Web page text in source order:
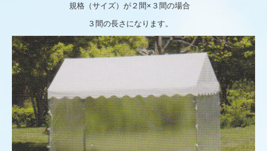
規格（サイズ）が２間×３間の場合
３間の長さになります。